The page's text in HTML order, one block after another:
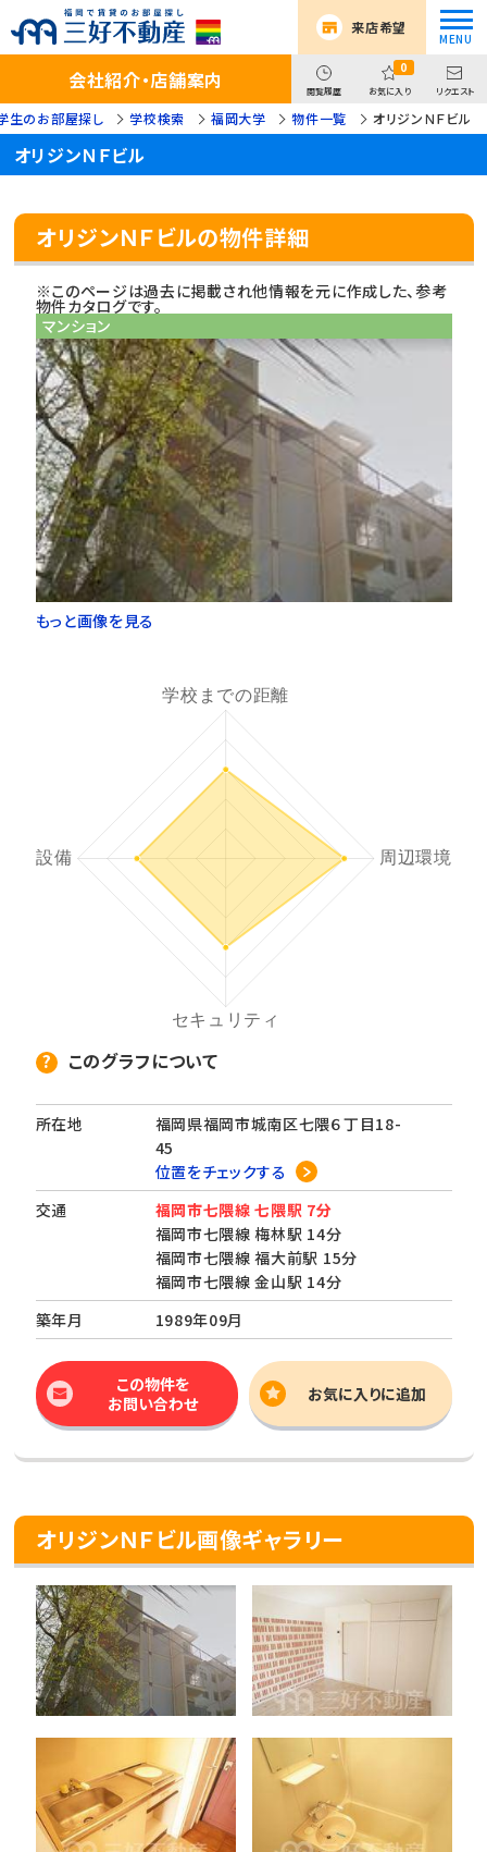
来店希望
会社紹介・店舗案内 閲覧履歴
0
お気に入り リクエスト
生のお部屋探し 学校検索 福岡大学 物件一覧 オリジンＮＦビル
オリジンＮＦビル
オリジンＮＦビルの物件詳細
※このページは過去に掲載され他情報を元に作成した、参考
物件カタログです。
マンション
もっと画像を見る
このグラフについて
所在地
福岡県福岡市城南区七隈６丁目18-
45
位置をチェックする
交通
福岡市七隈線 七隈駅 7分
福岡市七隈線 梅林駅 14分
福岡市七隈線 福大前駅 15分
福岡市七隈線 金山駅 14分
築年月
1989年09月
この物件を
お問い合わせ
お気に入りに追加
オリジンＮＦビル画像ギャラリー